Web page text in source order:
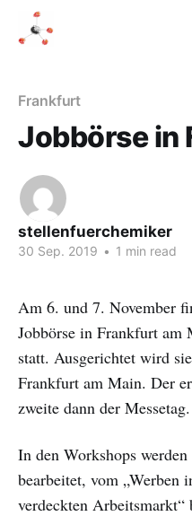
Frankfurt
Jobbörse in
stellenfuerchemiker
30 Sep. 2019 • 1 min read
Am 6. und 7. November
Jobbörse in Frankfurt
statt. Ausgerichtet wird
Frankfurt am Main. Der
zweite dann der Messetag.
In den Workshops
bearbeitet, vom „Werben
verdeckten